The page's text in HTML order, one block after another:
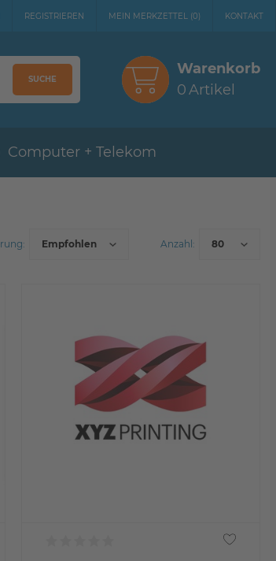
REGISTRIEREN MEIN MERKZETTEL (0) KONTAKT
SUCHE
Warenkorb
0Artikel
Computer + Telekom